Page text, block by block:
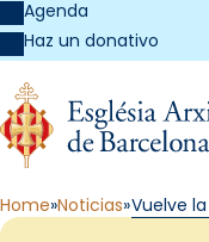
Agenda
Haz un donativo
Home Noticias Vuelve